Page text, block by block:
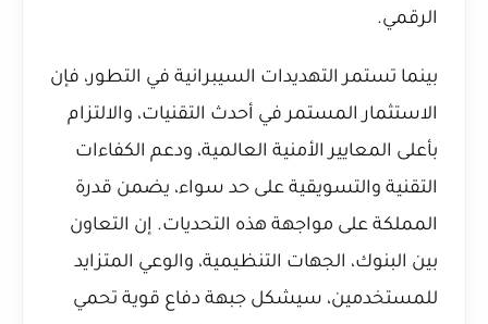
الرقمي.
بينما تستمر التهديدات السيبرانية في التطور، فإن
الاستثمار المستمر في أحدث التقنيات، والالتزام
بأعلى المعايير الأمنية العالمية، ودعم الكفاءات
التقنية والتسويقية على حد سواء، يضمن قدرة
المملكة على مواجهة هذه التحديات. إن التعاون
بين البنوك، الجهات التنظيمية، والوعي المتزايد
للمستخدمين، سيشكل جبهة دفاع قوية تحمي